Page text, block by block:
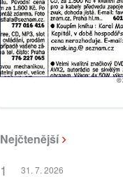
Nejčtenější
31. 7. 2026